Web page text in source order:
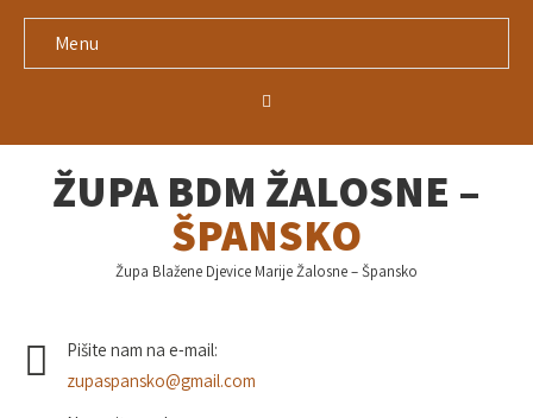
Menu
ŽUPA BDM ŽALOSNE –
ŠPANSKO
Župa Blažene Djevice Marije Žalosne – Špansko
Pišite nam na e-mail:
zupaspansko@gmail.com